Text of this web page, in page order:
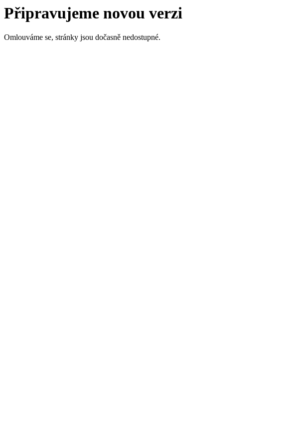
Připravujeme novou verzi
Omlouváme se, stránky jsou dočasně nedostupné.